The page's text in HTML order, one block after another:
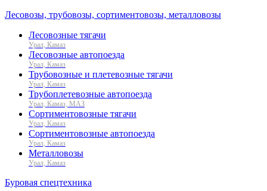
Лесовозы, трубовозы, сортиментовозы, металловозы
Лесовозные тягачи
Урал, Камаз
Лесовозные автопоезда
Урал, Камаз
Трубовозные и плетевозные тягачи
Урал, Камаз
Трубоплетевозные автопоезда
Урал, Камаз, МАЗ
Сортиментовозные тягачи
Урал, Камаз
Сортиментовозные автопоезда
Урал, Камаз
Металловозы
Урал, Камаз
Буровая спецтехника